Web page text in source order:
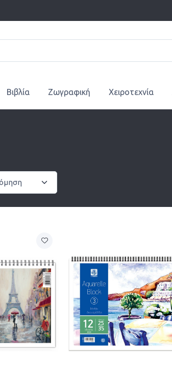
Βιβλία Ζωγραφική Χειροτεχνία